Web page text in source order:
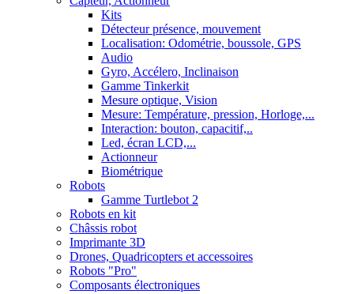
Kits
Détecteur présence, mouvement
Localisation: Odométrie, boussole, GPS
Audio
Gyro, Accélero, Inclinaison
Gamme Tinkerkit
Mesure optique, Vision
Mesure: Température, pression, Horloge,...
Interaction: bouton, capacitif,..
Led, écran LCD,...
Actionneur
Biométrique
Robots
Gamme Turtlebot 2
Robots en kit
Châssis robot
Imprimante 3D
Drones, Quadricopters et accessoires
Robots "Pro"
Composants électroniques